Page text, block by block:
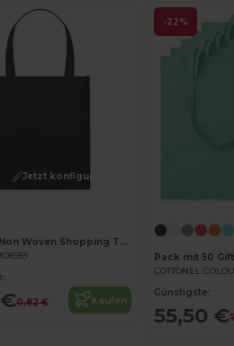
Jetzt konfigurieren!
APO BAG Non Woven Shopping Tasche
0,82 € Kaufen
-22%
Pack mit 50
Günstigste:
55,50 €